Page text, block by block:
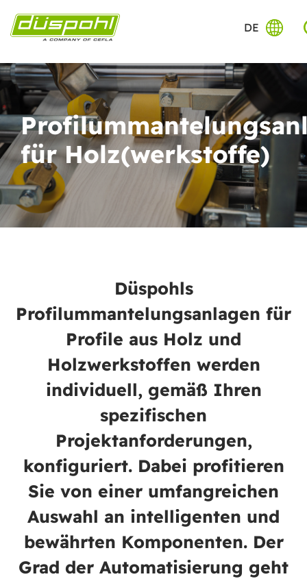
DE
für Holz(werkstoffe)
Düspohls
Profilummantelungsanlagen für
Profile aus Holz und
Holzwerkstoffen werden
individuell, gemäß Ihren
spezifischen
Projektanforderungen,
konfiguriert. Dabei profitieren
Sie von einer umfangreichen
Auswahl an intelligenten und
bewährten Komponenten. Der
Grad der Automatisierung geht